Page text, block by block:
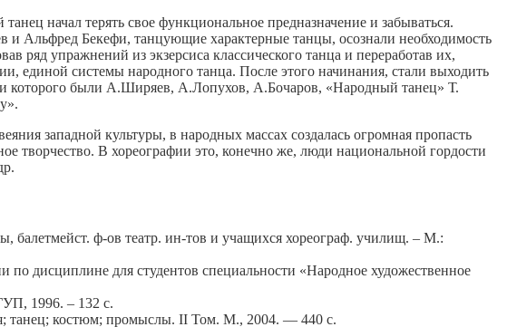
начал терять свое функциональное предназначение и забываться.
Альфред Бекефи, танцующие характерные танцы, осознали необходимость
ряд упражнений из экзерсиса классического танца и переработав их,
единой системы народного танца. После этого начинания, стали выходить
которого были А.Ширяев, А.Лопухов, А.Бочаров, «Народный танец» Т.
западной культуры, в народных массах создалась огромная пропасть
творчество. В хореографии это, конечно же, люди национальной гордости
балетмейст. ф-ов театр. ин-тов и учащихся хореограф. училищ. – М.:
дисциплине для студентов специальности «Народное художественное
1996. – 132 с.
танец; костюм; промыслы. II Том. М., 2004. — 440 с.